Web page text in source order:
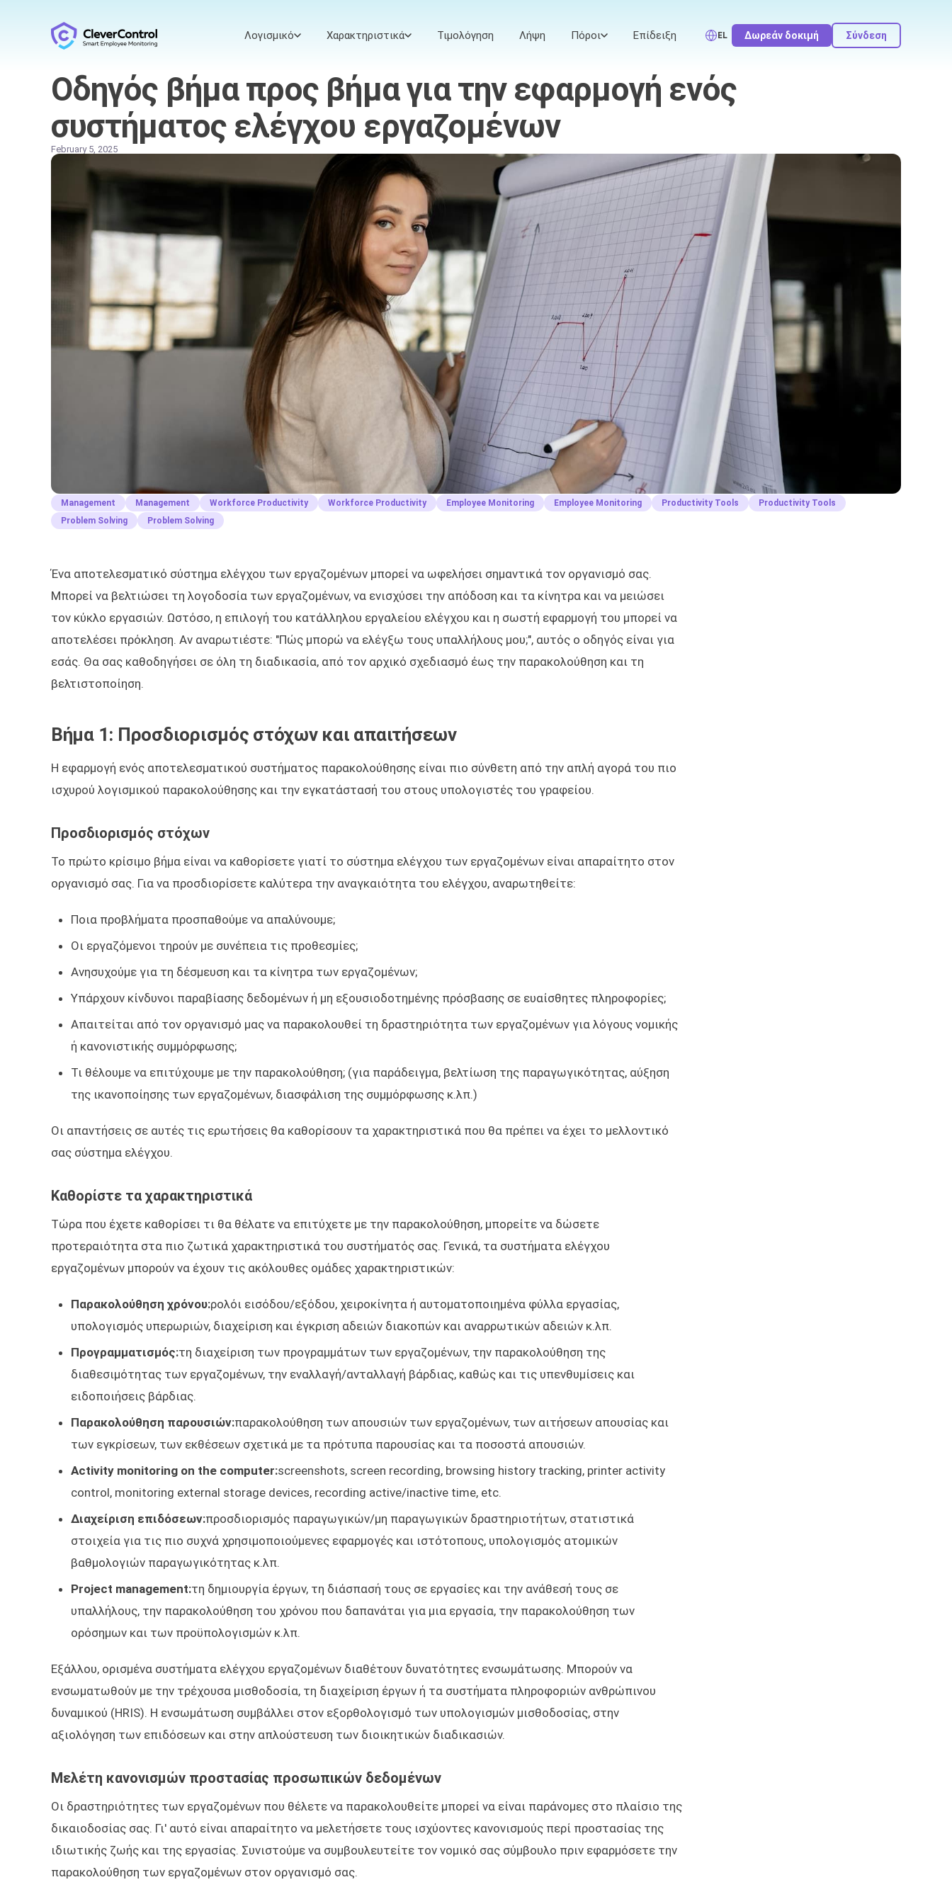
Λογισμικό Χαρακτηριστικά Τιμολόγηση Λήψη Πόροι Επίδειξη EL Δωρεάν δοκιμή Σύνδεση
Οδηγός βήμα προς βήμα για την εφαρμογή ενός
συστήματος ελέγχου εργαζομένων
February 5, 2025
Management Management Workforce Productivity Workforce Productivity Employee Monitoring Employee Monitoring Productivity Tools
Productivity Tools
Problem Solving
Problem Solving
Ένα αποτελεσματικό σύστημα ελέγχου των εργαζομένων μπορεί να ωφελήσει σημαντικά τον οργανισμό σας.
Μπορεί να βελτιώσει τη λογοδοσία των εργαζομένων, να ενισχύσει την απόδοση και τα κίνητρα και να μειώσει
τον κύκλο εργασιών. Ωστόσο, η επιλογή του κατάλληλου εργαλείου ελέγχου και η σωστή εφαρμογή του μπορεί να
αποτελέσει πρόκληση. Αν αναρωτιέστε: "Πώς μπορώ να ελέγξω τους υπαλλήλους μου;", αυτός ο οδηγός είναι για
εσάς. Θα σας καθοδηγήσει σε όλη τη διαδικασία, από τον αρχικό σχεδιασμό έως την παρακολούθηση και τη
βελτιστοποίηση.
Βήμα 1: Προσδιορισμός στόχων και απαιτήσεων
Η εφαρμογή ενός αποτελεσματικού συστήματος παρακολούθησης είναι πιο σύνθετη από την απλή αγορά του πιο
ισχυρού λογισμικού παρακολούθησης και την εγκατάστασή του στους υπολογιστές του γραφείου.
Προσδιορισμός στόχων
Το πρώτο κρίσιμο βήμα είναι να καθορίσετε γιατί το σύστημα ελέγχου των εργαζομένων είναι απαραίτητο στον
οργανισμό σας. Για να προσδιορίσετε καλύτερα την αναγκαιότητα του ελέγχου, αναρωτηθείτε:
Ποια προβλήματα προσπαθούμε να απαλύνουμε;
Οι εργαζόμενοι τηρούν με συνέπεια τις προθεσμίες;
Ανησυχούμε για τη δέσμευση και τα κίνητρα των εργαζομένων;
Υπάρχουν κίνδυνοι παραβίασης δεδομένων ή μη εξουσιοδοτημένης πρόσβασης σε ευαίσθητες πληροφορίες;
Απαιτείται από τον οργανισμό μας να παρακολουθεί τη δραστηριότητα των εργαζομένων για λόγους νομικής
ή κανονιστικής συμμόρφωσης;
Τι θέλουμε να επιτύχουμε με την παρακολούθηση; (για παράδειγμα, βελτίωση της παραγωγικότητας, αύξηση
της ικανοποίησης των εργαζομένων, διασφάλιση της συμμόρφωσης κ.λπ.)
Οι απαντήσεις σε αυτές τις ερωτήσεις θα καθορίσουν τα χαρακτηριστικά που θα πρέπει να έχει το μελλοντικό
σας σύστημα ελέγχου.
Καθορίστε τα χαρακτηριστικά
Τώρα που έχετε καθορίσει τι θα θέλατε να επιτύχετε με την παρακολούθηση, μπορείτε να δώσετε
προτεραιότητα στα πιο ζωτικά χαρακτηριστικά του συστήματός σας. Γενικά, τα συστήματα ελέγχου
εργαζομένων μπορούν να έχουν τις ακόλουθες ομάδες χαρακτηριστικών:
Παρακολούθηση χρόνου:ρολόι εισόδου/εξόδου, χειροκίνητα ή αυτοματοποιημένα φύλλα εργασίας,
υπολογισμός υπερωριών, διαχείριση και έγκριση αδειών διακοπών και αναρρωτικών αδειών κ.λπ.
Προγραμματισμός:τη διαχείριση των προγραμμάτων των εργαζομένων, την παρακολούθηση της
διαθεσιμότητας των εργαζομένων, την εναλλαγή/ανταλλαγή βάρδιας, καθώς και τις υπενθυμίσεις και
ειδοποιήσεις βάρδιας.
Παρακολούθηση παρουσιών:παρακολούθηση των απουσιών των εργαζομένων, των αιτήσεων απουσίας και
των εγκρίσεων, των εκθέσεων σχετικά με τα πρότυπα παρουσίας και τα ποσοστά απουσιών.
Activity monitoring on the computer:screenshots, screen recording, browsing history tracking, printer activity
control, monitoring external storage devices, recording active/inactive time, etc.
Διαχείριση επιδόσεων:προσδιορισμός παραγωγικών/μη παραγωγικών δραστηριοτήτων, στατιστικά
στοιχεία για τις πιο συχνά χρησιμοποιούμενες εφαρμογές και ιστότοπους, υπολογισμός ατομικών
βαθμολογιών παραγωγικότητας κ.λπ.
Project management:τη δημιουργία έργων, τη διάσπασή τους σε εργασίες και την ανάθεσή τους σε
υπαλλήλους, την παρακολούθηση του χρόνου που δαπανάται για μια εργασία, την παρακολούθηση των
ορόσημων και των προϋπολογισμών κ.λπ.
Εξάλλου, ορισμένα συστήματα ελέγχου εργαζομένων διαθέτουν δυνατότητες ενσωμάτωσης. Μπορούν να
ενσωματωθούν με την τρέχουσα μισθοδοσία, τη διαχείριση έργων ή τα συστήματα πληροφοριών ανθρώπινου
δυναμικού (HRIS). Η ενσωμάτωση συμβάλλει στον εξορθολογισμό των υπολογισμών μισθοδοσίας, στην
αξιολόγηση των επιδόσεων και στην απλούστευση των διοικητικών διαδικασιών.
Μελέτη κανονισμών προστασίας προσωπικών δεδομένων
Οι δραστηριότητες των εργαζομένων που θέλετε να παρακολουθείτε μπορεί να είναι παράνομες στο πλαίσιο της
δικαιοδοσίας σας. Γι' αυτό είναι απαραίτητο να μελετήσετε τους ισχύοντες κανονισμούς περί προστασίας της
ιδιωτικής ζωής και της εργασίας. Συνιστούμε να συμβουλευτείτε τον νομικό σας σύμβουλο πριν εφαρμόσετε την
παρακολούθηση των εργαζομένων στον οργανισμό σας.